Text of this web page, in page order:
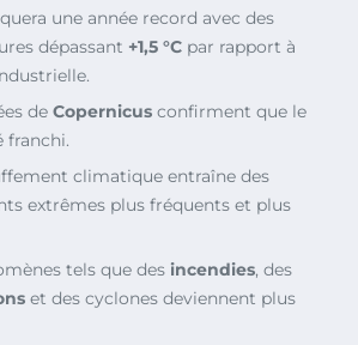
une année record avec des
dépassant +1,5 °C par rapport à
de Copernicus confirment que le
franchi.
climatique entraîne des
extrêmes plus fréquents et plus
tels que des incendies, des
et des cyclones deviennent plus